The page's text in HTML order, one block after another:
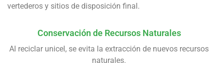
vertederos y sitios de disposición final.
Conservación de Recursos Naturales
Al reciclar unicel, se evita la extracción de nuevos recursos
naturales.